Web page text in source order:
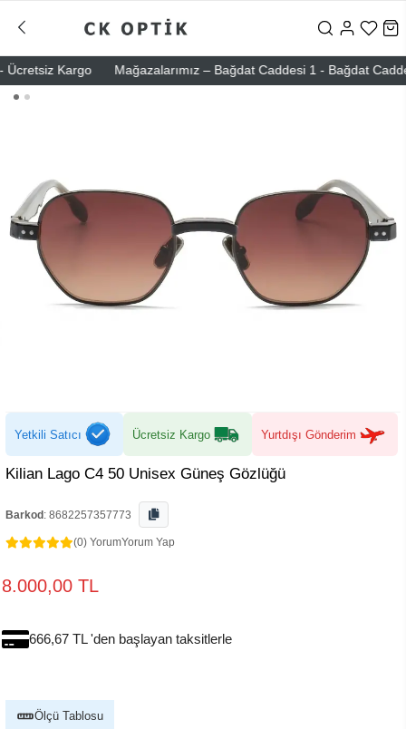
Kargo Mağazalarımız – Bağdat Caddesi 1 - Bağdat
Yetkili Satıcı Ücretsiz Kargo Yurtdışı Gönderim
Kilian Lago C4 50 Unisex Güneş Gözlüğü
Barkod : 8682257357773
(0) YorumYorum Yap
8.000,00 TL
666,67 TL 'den başlayan taksitlerle
Ölçü Tablosu